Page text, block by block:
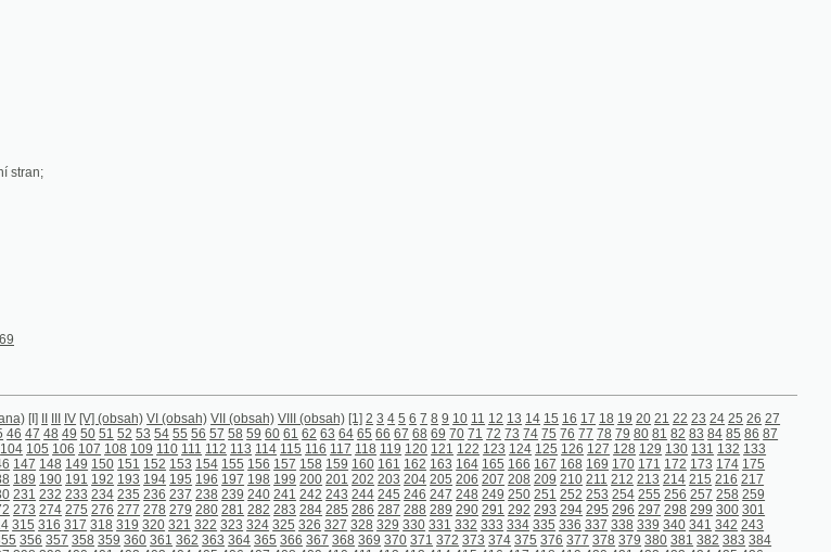
IV
191 192 193 194 195 196 197 198 199 200 201 202 203 204 205 206 207 208 209 210 211 212 213 214 215 216 217
233 234 235 236 237 238 239 240 241 242 243 244 245 246 247 248 249 250 251 252 253 254 255 256 257 258 259
275 276 277 278 279 280 281 282 283 284 285 286 287 288 289 290 291 292 293 294 295 296 297 298 299 300 301
317 318 319 320 321 322 323 324 325 326 327 328 329 330 331 332 333 334 335 336 337 338 339 340 341 342 243
358 359 360 361 362 363 364 365 366 367 368 369 370 371 372 373 374 375 376 377 378 379 380 381 382 383 384
400 401 402 403 404 405 406 407 408 409 410 411 412 413 414 415 416 417 418 419 420 421 422 423 424 425 426
442 443 444 445 446 447 448 449 450 451 452 453 454 455 456 457 458 459 460 461 462 463 464 465 466 467 468
484 485 486 487 488 489 490 491 492 493 494 495 496 497 498 499 500 501 502 503 504 505 506 507 508 509 510
526 527 528 529 530 531 532 533 534 535 536 537 538 539 540 541 542 543 544 545 546 547 548 549 550 551 552
570 571 572 573 574 575 576 577 578 579 580 581 582 583 584 585 586 587 588 589 590 591 592 593 594 595 596
612 613 614 615 616 617 618 619 620 621 622 623 624 625 626 627 628 629 630 631 632 633 634 635 636 637 638